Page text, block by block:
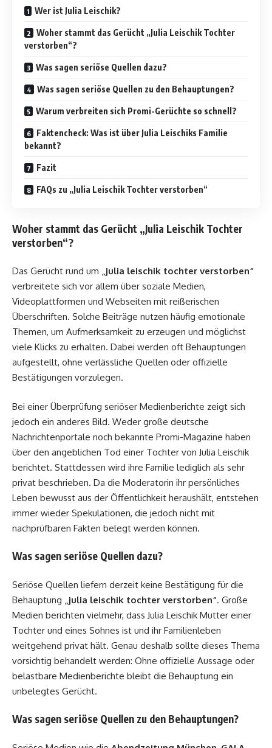
Wer ist Julia Leischik?
Woher stammt das Gerücht „Julia Leischik Tochter
verstorben“?
Was sagen seriöse Quellen dazu?
Was sagen seriöse Quellen zu den Behauptungen?
Warum verbreiten sich Promi-Gerüchte so schnell?
Faktencheck: Was ist über Julia Leischiks Familie
bekannt?
Fazit
FAQs zu „Julia Leischik Tochter verstorben“
Woher stammt das Gerücht „Julia Leischik Tochter
verstorben“?
Das Gerücht rund um „julia leischik tochter verstorben“
verbreitete sich vor allem über soziale Medien,
Videoplattformen und Webseiten mit reißerischen
Überschriften. Solche Beiträge nutzen häufig emotionale
Themen, um Aufmerksamkeit zu erzeugen und möglichst
viele Klicks zu erhalten. Dabei werden oft Behauptungen
aufgestellt, ohne verlässliche Quellen oder offizielle
Bestätigungen vorzulegen.
Bei einer Überprüfung seriöser Medienberichte zeigt sich
jedoch ein anderes Bild. Weder große deutsche
Nachrichtenportale noch bekannte Promi-Magazine haben
über den angeblichen Tod einer Tochter von Julia Leischik
berichtet. Stattdessen wird ihre Familie lediglich als sehr
privat beschrieben. Da die Moderatorin ihr persönliches
Leben bewusst aus der Öffentlichkeit heraushält, entstehen
immer wieder Spekulationen, die jedoch nicht mit
nachprüfbaren Fakten belegt werden können.
Was sagen seriöse Quellen dazu?
Seriöse Quellen liefern derzeit keine Bestätigung für die
Behauptung
„julia leischik tochter verstorben“. Große
Medien berichten vielmehr, dass Julia Leischik Mutter einer
Tochter und eines Sohnes ist und ihr Familienleben
weitgehend privat hält. Genau deshalb sollte dieses Thema
vorsichtig behandelt werden: Ohne offizielle Aussage oder
belastbare Medienberichte bleibt die Behauptung ein
unbelegtes Gerücht.
Was sagen seriöse Quellen zu den Behauptungen?